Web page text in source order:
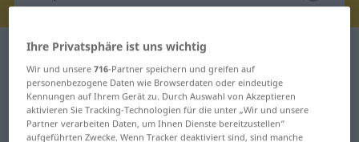
Deutsch-Slowakisch Wörterbuch
Deutsch-Slowakisch Übersetzung
für "anspruchsvoll"
Ihre Privatsphäre ist uns wichtig
Wir und unsere716-Partner speichern und greifen auf
personenbezogene Daten wie Browserdaten oder eindeutige
Kennungen auf Ihrem Gerät zu. Durch Auswahl von Akzeptieren
aktivieren Sie Tracking-Technologien für die unter „Wir und unsere
Partner verarbeiten Daten, um Ihnen Dienste bereitzustellen“
aufgeführten Zwecke. Wenn Tracker deaktiviert sind, sind manche